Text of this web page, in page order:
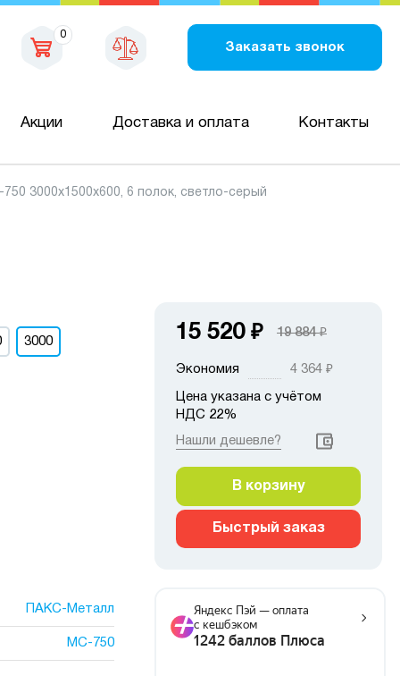
0
Заказать звонок
Акции Доставка и оплата Контакты
3000х1500х600, 6 полок, светло-серый
3000
ПАКС-Металл
МС-750
15 520 ₽ 19 884₽
Экономия 4 364 ₽
Цена указана с учётом
НДС 22%
Нашли дешевле?
В корзину
Быстрый заказ